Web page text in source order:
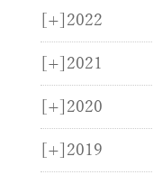
[+] 2022
[+] 2021
[+] 2020
[+] 2019